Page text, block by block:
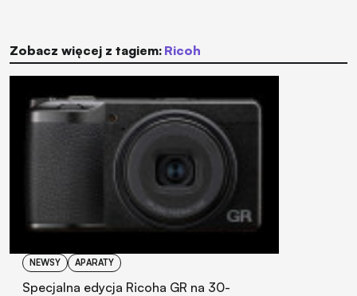
Zobacz więcej z tagiem: Ricoh
NEWSY APARATY
Specjalna edycja Ricoha GR na 30-